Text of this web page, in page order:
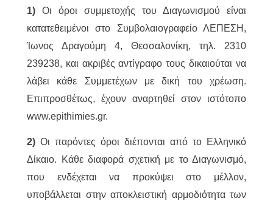
1) Οι όροι συμμετοχής του Διαγωνισμού είναι
κατατεθειμένοι στο Συμβολαιογραφείο ΛΕΠΕΣΗ,
Ίωνος Δραγούμη 4, Θεσσαλονίκη, τηλ. 2310
239238, και ακριβές αντίγραφο τους δικαιούται να
λάβει κάθε Συμμετέχων με δική του χρέωση.
Επιπροσθέτως, έχουν αναρτηθεί στον ιστότοπο
www.epithimies.gr.
2) Οι παρόντες όροι διέπονται από το Ελληνικό
Δίκαιο. Κάθε διαφορά σχετική με το Διαγωνισμό,
που ενδέχεται να προκύψει στο μέλλον,
υποβάλλεται στην αποκλειστική αρμοδιότητα των